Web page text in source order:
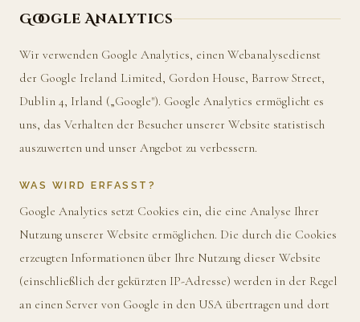
Google Analytics
Wir verwenden Google Analytics, einen Webanalysedienst
der Google Ireland Limited, Gordon House, Barrow Street,
Dublin 4, Irland („Google"). Google Analytics ermöglicht es
uns, das Verhalten der Besucher unserer Website statistisch
auszuwerten und unser Angebot zu verbessern.
WAS WIRD ERFASST?
Google Analytics setzt Cookies ein, die eine Analyse Ihrer
Nutzung unserer Website ermöglichen. Die durch die Cookies
erzeugten Informationen über Ihre Nutzung dieser Website
(einschließlich der gekürzten IP-Adresse) werden in der Regel
an einen Server von Google in den USA übertragen und dort